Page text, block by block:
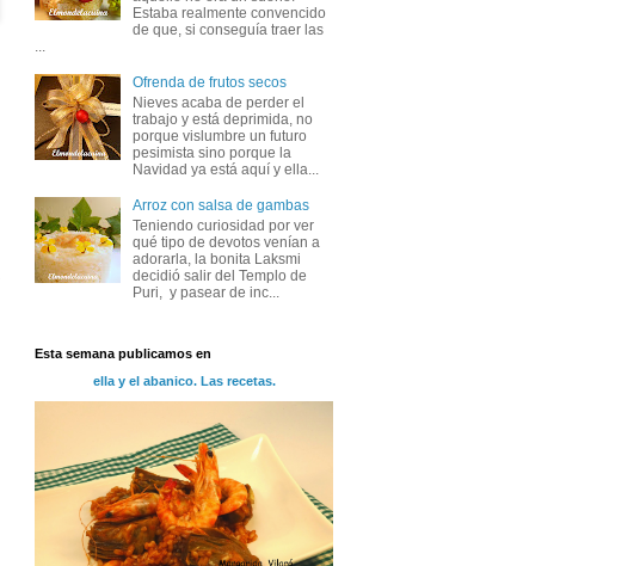
Estaba realmente convencido
de que, si conseguía traer las
Ofrenda de frutos secos
Nieves acaba de perder el
trabajo y está deprimida, no
porque vislumbre un futuro
pesimista sino porque la
Navidad ya está aquí y ella...
Arroz con salsa de gambas
Teniendo curiosidad por ver
qué tipo de devotos venían a
adorarla, la bonita Laksmi
decidió salir del Templo de
Puri, y pasear de inc...
Esta semana publicamos en
ella y el abanico. Las recetas.